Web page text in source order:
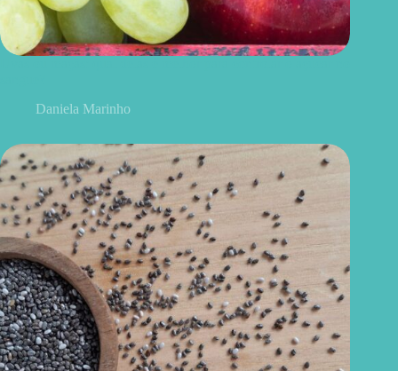
Daniela Marinho